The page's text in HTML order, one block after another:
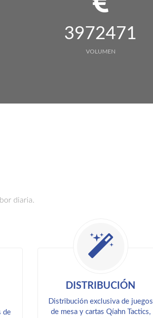
3972471
VOLUMEN
diaria.
de
DISTRIBUCIÓN
Distribución exclusiva de juegos
de mesa y cartas Qíahn Tactics,